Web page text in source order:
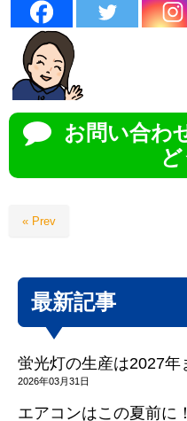
お問い合わ
« Prev
最新記事
蛍光灯の生産は2027年
2026年03月31日
エアコンはこの夏前に！